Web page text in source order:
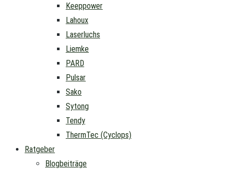
Keeppower
Lahoux
Laserluchs
Liemke
PARD
Pulsar
Sako
Sytong
Tendy
ThermTec (Cyclops)
Ratgeber
Blogbeiträge